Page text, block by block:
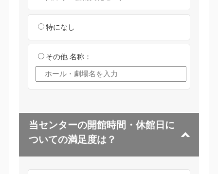
特になし
その他 名称：
当センターの開館時間・休館日に
ついての満足度は？